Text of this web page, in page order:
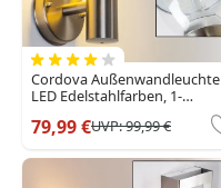
Cordova Außenwandleuchte
LED Edelstahlfarben, 1-
79,99 €UVP:99,99 €